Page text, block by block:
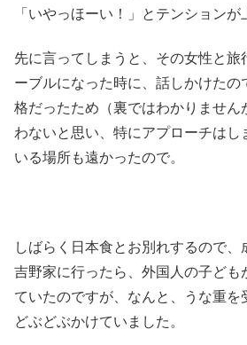
「いやっほーい！」とテンションが
先に言ってしまうと、その女性と旅
ーブルになった時に、話しかけたの
格だったため（裏ではわかりません
わないと思い、特にアプローチはし
いる場所も遠かったので。
しばらく日本食とお別れするので、
吉野家に行ったら、外国人の子ども
ていたのですが、なんと、うな重を
どぶどぶかけていました。